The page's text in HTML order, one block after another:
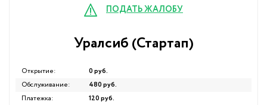
ПОДАТЬ ЖАЛОБУ
Уралсиб (Стартап)
Открытие:
0 руб.
Обслуживание:
480 руб.
Платежка:
120 руб.